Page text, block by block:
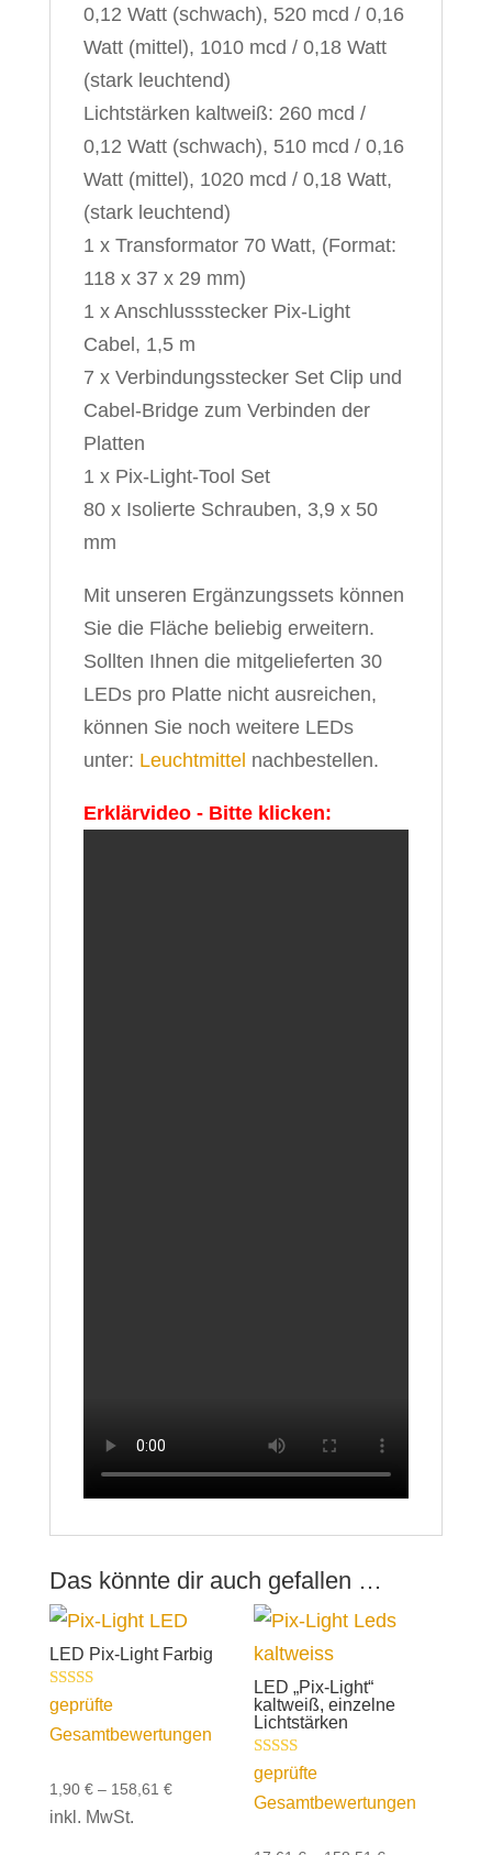
0,12 Watt (schwach), 520 mcd / 0,16
Watt (mittel), 1010 mcd / 0,18 Watt
(stark leuchtend)
Lichtstärken kaltweiß: 260 mcd /
0,12 Watt (schwach), 510 mcd / 0,16
Watt (mittel), 1020 mcd / 0,18 Watt,
(stark leuchtend)
1 x Transformator 70 Watt, (Format:
118 x 37 x 29 mm)
1 x Anschlussstecker Pix-Light
Cabel, 1,5 m
7 x Verbindungsstecker Set Clip und
Cabel-Bridge zum Verbinden der
Platten
1 x Pix-Light-Tool Set
80 x Isolierte Schrauben, 3,9 x 50
mm
Mit unseren Ergänzungssets können
Sie die Fläche beliebig erweitern.
Sollten Ihnen die mitgelieferten 30
LEDs pro Platte nicht ausreichen,
können Sie noch weitere LEDs
unter: Leuchtmittel nachbestellen.
Erklärvideo - Bitte klicken:
Das könnte dir auch gefallen …
LED Pix-Light Farbig
Bewertet mit
5.00
von 5
geprüfte
Gesamtbewertungen
1,90 €– 158,61 €
inkl. MwSt.
LED „Pix-Light“
kaltweiß, einzelne
Lichtstärken
Bewertet mit
5.00
von 5
geprüfte
Gesamtbewertungen